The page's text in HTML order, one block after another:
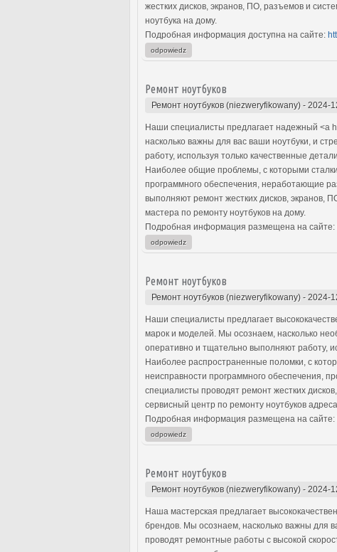
жестких дисков, экранов, ПО, разъемов и
ноутбука на дому.
Подробная информация доступна на сайте:
odpowiedz
Ремонт ноутбуков
Ремонт ноутбуков (niezweryfikowany) - 2024-
Наши специалисты предлагает надежный <a
насколько важны для вас ваши ноутбуки, и
работу, используя только качественные
Наиболее общие проблемы, с которыми
программного обеспечения, неработающие
выполняют ремонт жестких дисков, экранов,
мастера по ремонту ноутбуков на дому.
Подробная информация размещена на сайте:
odpowiedz
Ремонт ноутбуков
Ремонт ноутбуков (niezweryfikowany) - 2024-
Наши специалисты предлагает
марок и моделей. Мы осознаем, насколько
оперативно и тщательно выполняют работу,
Наиболее распространенные поломки, с
неисправности программного обеспечения,
специалисты проводят ремонт жестких
сервисный центр по ремонту ноутбуков адреса.
Подробная информация размещена на сайте:
odpowiedz
Ремонт ноутбуков
Ремонт ноутбуков (niezweryfikowany) - 2024-
Наша мастерская предлагает
брендов. Мы осознаем, насколько важны для
проводят ремонтные работы с высокой